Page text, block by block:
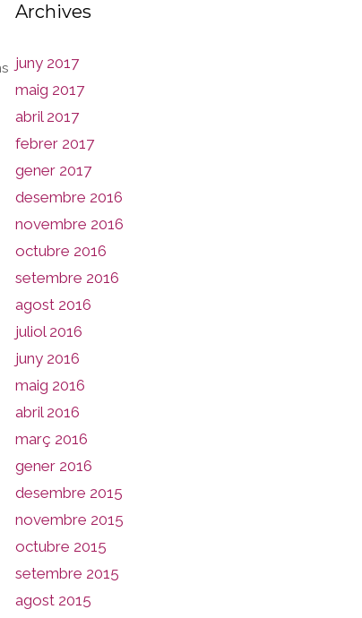
Archives
juny 2017
maig 2017
abril 2017
febrer 2017
gener 2017
desembre 2016
novembre 2016
octubre 2016
setembre 2016
agost 2016
juliol 2016
juny 2016
maig 2016
abril 2016
març 2016
gener 2016
desembre 2015
novembre 2015
octubre 2015
setembre 2015
agost 2015